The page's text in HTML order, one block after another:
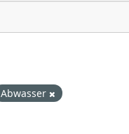
Abwasser